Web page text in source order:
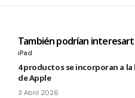
También podrían
iPad
4 productos se incorporan a
de Apple
3 Abril 2026